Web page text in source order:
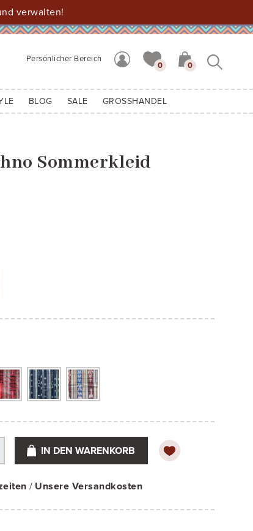
verwalten!
Persönlicher Bereich
0 0
BLOG SALE GROSSHANDEL
Sommerkleid
IN DEN WARENKORB
/ Unsere Versandkosten